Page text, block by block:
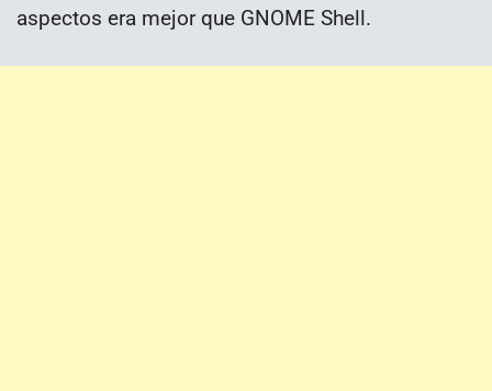
aspectos era mejor que GNOME Shell.